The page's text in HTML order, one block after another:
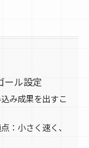
ール設定
み成果を出すこ
：小さく速く、